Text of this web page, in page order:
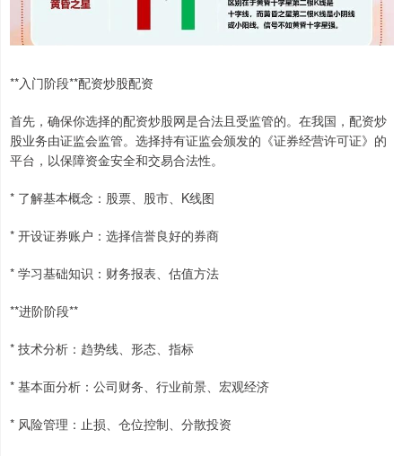
**入门阶段**配资炒股配资
首先，确保你选择的配资炒股网是合法且受监管的。在我国，配资炒
股业务由证监会监管。选择持有证监会颁发的《证券经营许可证》的
平台，以保障资金安全和交易合法性。
* 了解基本概念：股票、股市、K线图
* 开设证券账户：选择信誉良好的券商
* 学习基础知识：财务报表、估值方法
**进阶阶段**
* 技术分析：趋势线、形态、指标
* 基本面分析：公司财务、行业前景、宏观经济
* 风险管理：止损、仓位控制、分散投资